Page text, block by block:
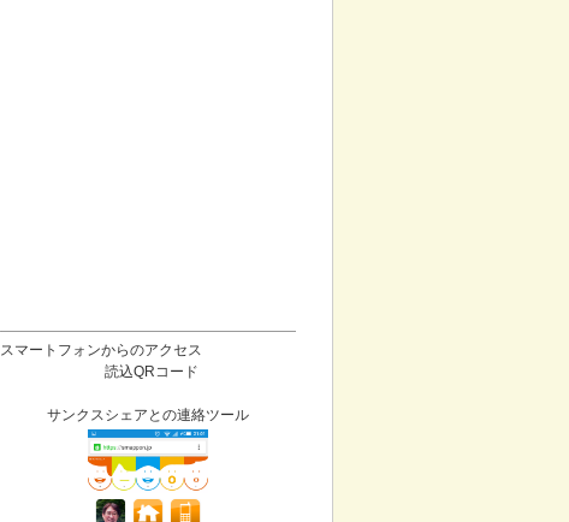
スマートフォンからのアクセス
読込QRコード
サンクスシェアとの連絡ツール